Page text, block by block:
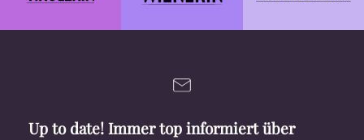
Up to date! Immer top informiert über